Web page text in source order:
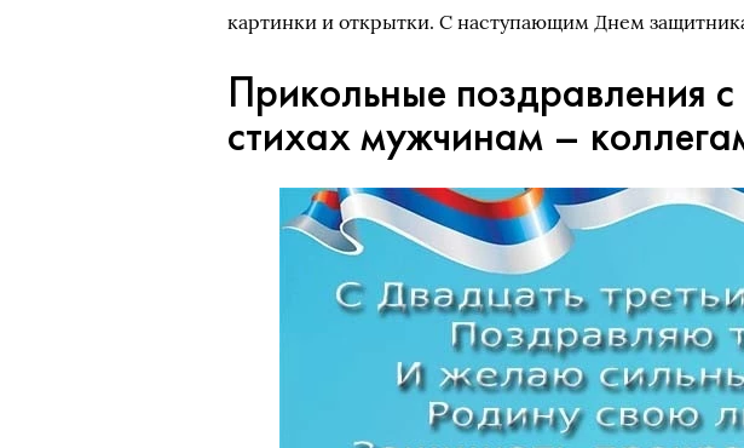
картинки и открытки. С наступающим Днем
Прикольные поздравления
стихах мужчинам –